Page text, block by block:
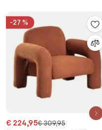
-27 %
€ 224,95€ 309,95